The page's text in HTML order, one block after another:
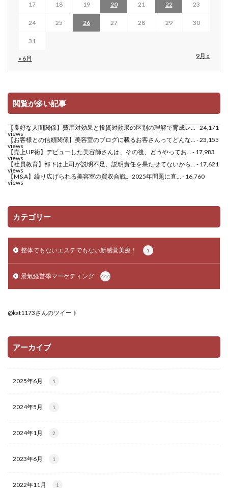
« 6月 9月 »
17 18 19 20 21 22 23
24 25 26 27 28 29 30
31
閲覧が多い記事
【良好な人間関係】費用対効果と投資対効果の区別の理解で育成レ... - 24,171
views
【お客様との信頼関係】美容室のブログに載るお客さんってどんな... - 23,155
views
【売上UP術】デビューした美容師さんは、その後、どうやってお... - 17,983
views
【社員教育】部下は上司が説明不足、説明責任を果たせてないから... - 17,621
views
【M&A】繰り広げられる美容室の買収合戦。2025年問題に直... - 16,760
views
カテゴリー
整体でもないエステでもない新感覚美療！ 1
景氣経営學マーケティング 444
@kat1173さんのツイート
アーカイブ
2025年6月 1
2024年5月 1
2024年1月 2
2023年6月 1
2022年11月 1